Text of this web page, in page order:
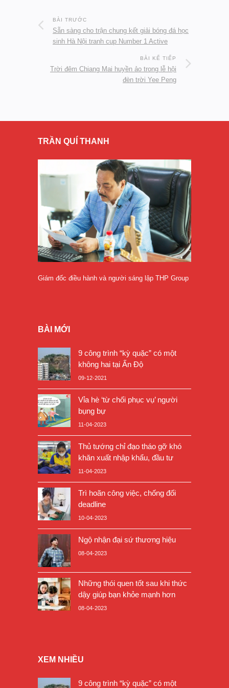
BÀI TRƯỚC
Sẵn sàng cho trận chung kết giải bóng đá học
sinh Hà Nội tranh cup Number 1 Active
BÀI KẾ TIẾP
Trời đêm Chiang Mai huyền ảo trong lễ hội
đèn trời Yee Peng
TRẦN QUÍ THANH
Giám đốc điều hành và người sáng lập THP Group
BÀI MỚI
9 công trình “kỳ quặc” có một
không hai tại Ấn Độ
09-12-2021
Vỉa hè ‘từ chối phục vụ’ người
bụng bự
11-04-2023
Thủ tướng chỉ đạo tháo gỡ khó
khăn xuất nhập khẩu, đầu tư
11-04-2023
Trì hoãn công việc, chống đối
deadline
10-04-2023
Ngộ nhận đại sứ thương hiệu
08-04-2023
Những thói quen tốt sau khi thức
dậy giúp bạn khỏe mạnh hơn
08-04-2023
XEM NHIỀU
9 công trình “kỳ quặc” có một